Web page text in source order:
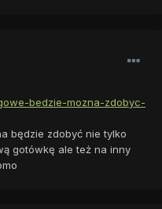
bedzie-mozna-zdobyc-
będzie zdobyć nie tylko
gotówkę ale też na inny